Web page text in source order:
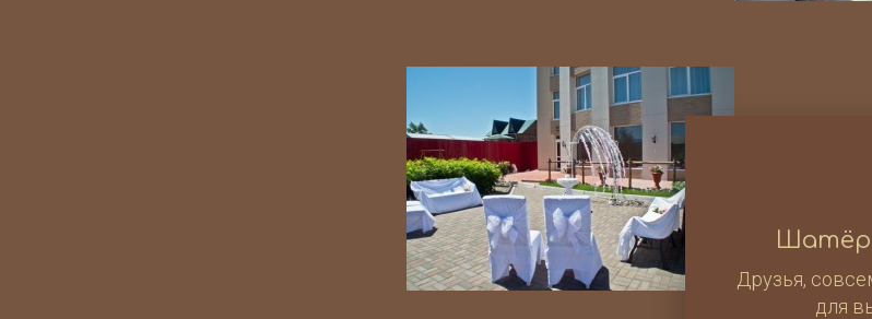
Шатёр
Друзья,
для